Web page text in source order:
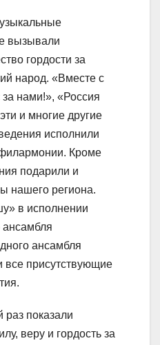
вызывали
гордости за
народ. «Вместе с
нами!», «Россия
и многие другие
исполнили
Кроме
подарили и
нашего региона.
в исполнении
ансамбля
ансамбля
все присутствующие
показали
веру и гордость за